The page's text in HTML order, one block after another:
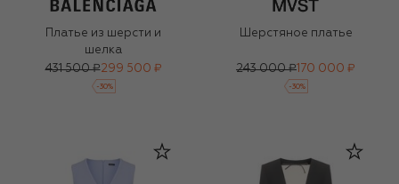
Платье из шерсти и
шелка
431 500 ₽299 500 ₽
-30%
Шерстяное платье
243 000 ₽ 170 000 ₽
-30%